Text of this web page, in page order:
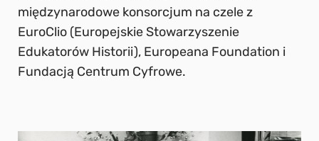
międzynarodowe konsorcjum na czele z
EuroClio (Europejskie Stowarzyszenie
Edukatorów Historii), Europeana Foundation i
Fundacją Centrum Cyfrowe.